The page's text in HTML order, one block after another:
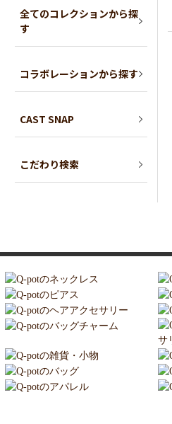
全てのコレクションから探
す
コラボレーションから探す
CAST SNAP
こだわり検索